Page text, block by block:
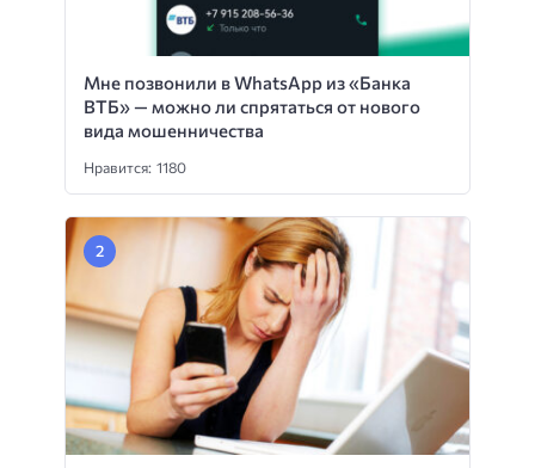
Мне позвонили в WhatsApp из «Банка
ВТБ» — можно ли спрятаться от нового
вида мошенничества
Нравится: 1180